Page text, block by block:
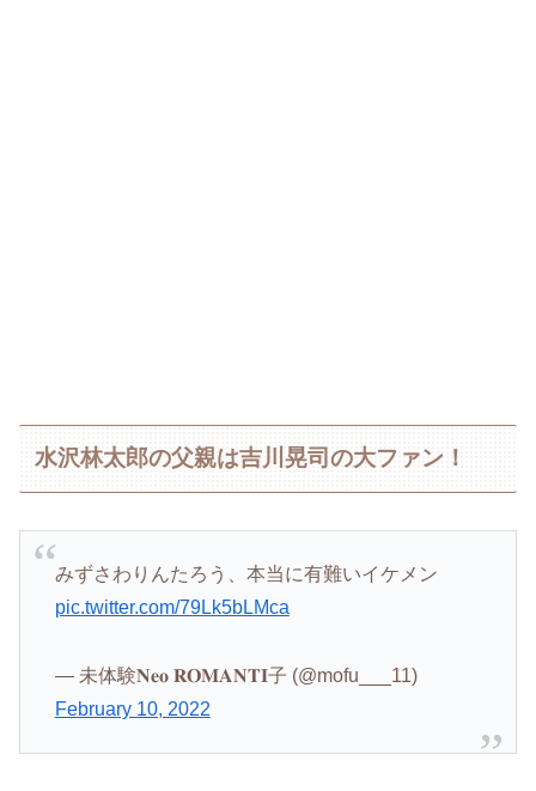
水沢林太郎の父親は吉川晃司の大ファン！
みずさわりんたろう、本当に有難いイケメン
pic.twitter.com/79Lk5bLMca
— 未体験𝐍𝐞𝐨 𝐑𝐎𝐌𝐀𝐍𝐓𝐈子 (@mofu___11)
February 10, 2022